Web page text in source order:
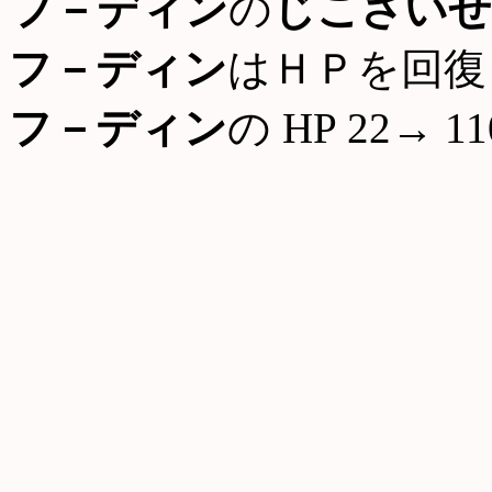
フ－ディンはＨＰを回
フ－ディンの HP 22→